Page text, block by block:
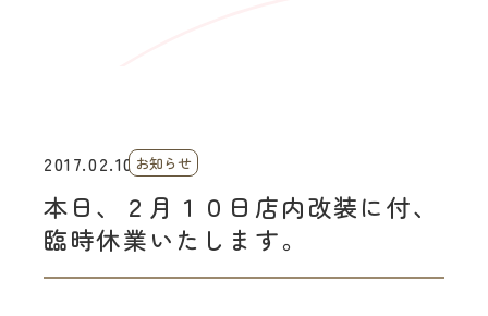
2017.02.10 お知らせ
本日、２月１０日店内改装に付、
臨時休業いたします。